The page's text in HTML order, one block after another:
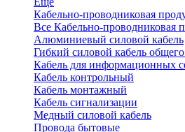
Кабельно-проводниковая
Все Кабельно-проводниковая
Алюминиевый силовой кабель
Гибкий силовой кабель
Кабель для информационных
Кабель контрольный
Кабель монтажный
Кабель сигнализации
Медный силовой кабель
Провода бытовые